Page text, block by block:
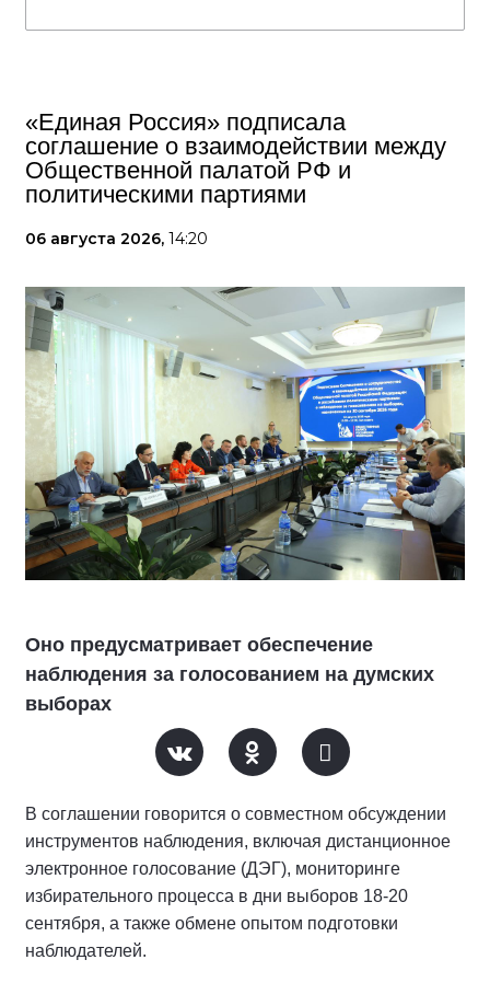
«Единая Россия» подписала
соглашение о взаимодействии между
Общественной палатой РФ и
политическими партиями
06 августа 2026, 14:20
Оно предусматривает обеспечение
наблюдения за голосованием на думских
выборах
В соглашении говорится о совместном обсуждении
инструментов наблюдения, включая дистанционное
электронное голосование (ДЭГ), мониторинге
избирательного процесса в дни выборов 18-20
сентября, а также обмене опытом подготовки
наблюдателей.